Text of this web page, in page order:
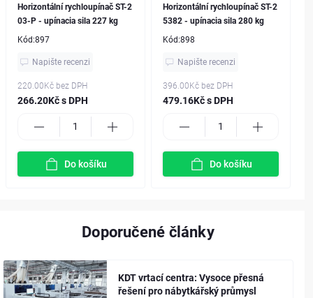
Horizontální rychloupínač ST-2
03-P - upínacia sila 227 kg
Kód:897
Napište recenzi
220.00Kč bez DPH
266.20Kč s DPH
Do košíku
Horizontální rychloupínač ST-2
5382 - upínacia sila 280 kg
Kód:898
Napište recenzi
396.00Kč bez DPH
479.16Kč s DPH
Do košíku
Doporučené články
KDT vrtací centra: Vysoce přesná
řešení pro nábytkářský průmysl